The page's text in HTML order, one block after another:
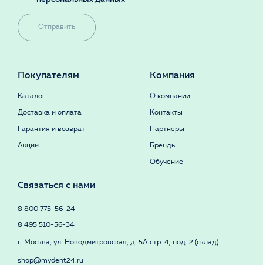
Отправить
Покупателям
Каталог
Доставка и оплата
Гарантия и возврат
Акции
Компания
О компании
Контакты
Партнеры
Бренды
Обучение
Связаться с нами
8 800 775-56-24
8 495 510-56-34
г. Москва, ул. Новодмитровская, д. 5А стр. 4, под. 2 (склад)
shop@mydent24.ru